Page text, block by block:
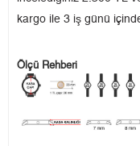
kargo ile 3 iş günü
Ölçü Rehberi